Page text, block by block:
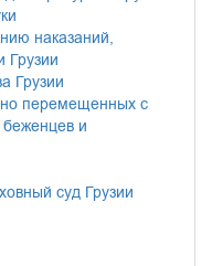
наказаний,
Грузии
Грузии
перемещенных с
и
суд Грузии